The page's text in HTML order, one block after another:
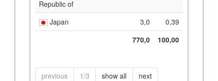
Republic of
Japan 3,0
0,39
770,0
100,00
previous 1/3 show all next